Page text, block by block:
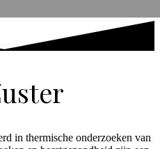
in thermische onderzoeken van